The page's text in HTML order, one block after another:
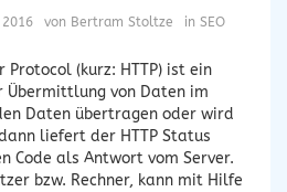
von Bertram Stoltze in SEO
(kurz: HTTP) ist ein
Übermittlung von Daten im
Daten übertragen oder wird
liefert der HTTP Status
Code als Antwort vom Server.
bzw. Rechner, kann mit Hilfe